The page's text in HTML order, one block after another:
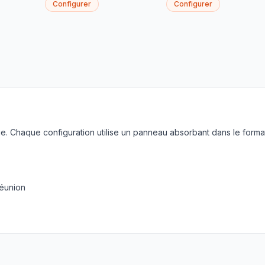
Configurer Configurer
Chaque configuration utilise un panneau absorbant dans le